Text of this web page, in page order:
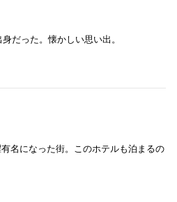
だった。懐かしい思い出。
名になった街。このホテルも泊まるの